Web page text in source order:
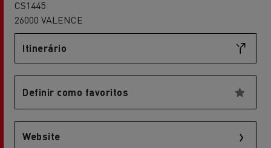
CS1445
26000 VALENCE
Itinerário
Definir como favoritos
Website